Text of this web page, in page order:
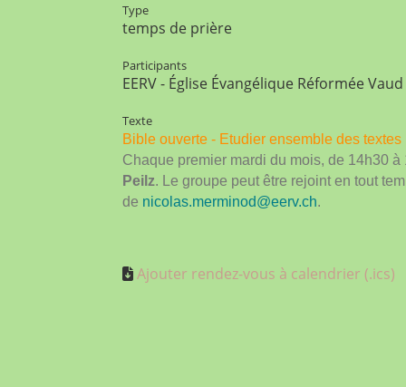
Type
temps de prière
Participants
EERV - Église Évangélique Réformée Vaud
Texte
Bible ouverte - Etudier ensemble des
Chaque premier mardi du mois, de 14h30
Peilz. Le groupe peut être rejoint en tout
de nicolas.merminod@eerv.ch.
Ajouter rendez-vous à calendrier (.ics)